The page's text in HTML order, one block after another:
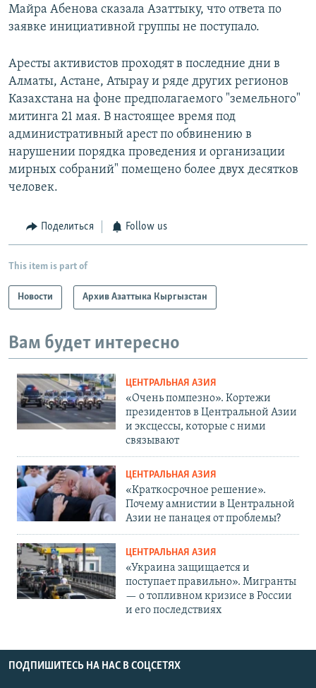
Майра Абенова сказала Азаттыку, что ответа по
заявке инициативной группы не поступало.
Аресты активистов проходят в последние дни в
Алматы, Астане, Атырау и ряде других регионов
Казахстана на фоне предполагаемого "земельного"
митинга 21 мая. В настоящее время под
административный арест по обвинению в
нарушении порядка проведения и организации
мирных собраний" помещено более двух десятков
человек.
Поделиться Follow us
This item is part of
Новости Архив Азаттыка Кыргызстан
Вам будет интересно
ЦЕНТРАЛЬНАЯ АЗИЯ
«Очень помпезно». Кортежи
президентов в Центральной Азии
и эксцессы, которые с ними
связывают
ЦЕНТРАЛЬНАЯ АЗИЯ
«Краткосрочное решение».
Почему амнистии в Центральной
Азии не панацея от проблемы?
ЦЕНТРАЛЬНАЯ АЗИЯ
«Украина защищается и
поступает правильно». Мигранты
— о топливном кризисе в России
и его последствиях
ПОДПИШИТЕСЬ НА НАС В СОЦСЕТЯХ